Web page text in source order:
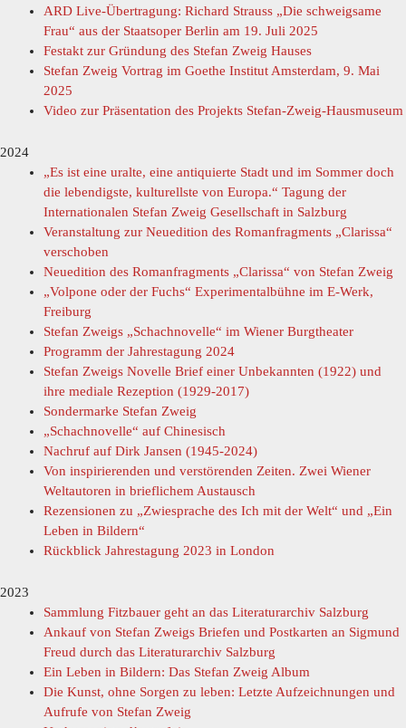
ARD Live-Übertragung: Richard Strauss „Die schweigsame
Frau“ aus der Staatsoper Berlin am 19. Juli 2025
Festakt zur Gründung des Stefan Zweig Hauses
Stefan Zweig Vortrag im Goethe Institut Amsterdam, 9. Mai
2025
Video zur Präsentation des Projekts Stefan-Zweig-Hausmuseum
2024
„Es ist eine uralte, eine antiquierte Stadt und im Sommer doch
die lebendigste, kulturellste von Europa.“ Tagung der
Internationalen Stefan Zweig Gesellschaft in Salzburg
Veranstaltung zur Neuedition des Romanfragments „Clarissa“
verschoben
Neuedition des Romanfragments „Clarissa“ von Stefan Zweig
„Volpone oder der Fuchs“ Experimentalbühne im E-Werk,
Freiburg
Stefan Zweigs „Schachnovelle“ im Wiener Burgtheater
Programm der Jahrestagung 2024
Stefan Zweigs Novelle Brief einer Unbekannten (1922) und
ihre mediale Rezeption (1929-2017)
Sondermarke Stefan Zweig
„Schachnovelle“ auf Chinesisch
Nachruf auf Dirk Jansen (1945-2024)
Von inspirierenden und verstörenden Zeiten. Zwei Wiener
Weltautoren in brieflichem Austausch
Rezensionen zu „Zwiesprache des Ich mit der Welt“ und „Ein
Leben in Bildern“
Rückblick Jahrestagung 2023 in London
2023
Sammlung Fitzbauer geht an das Literaturarchiv Salzburg
Ankauf von Stefan Zweigs Briefen und Postkarten an Sigmund
Freud durch das Literaturarchiv Salzburg
Ein Leben in Bildern: Das Stefan Zweig Album
Die Kunst, ohne Sorgen zu leben: Letzte Aufzeichnungen und
Aufrufe von Stefan Zweig